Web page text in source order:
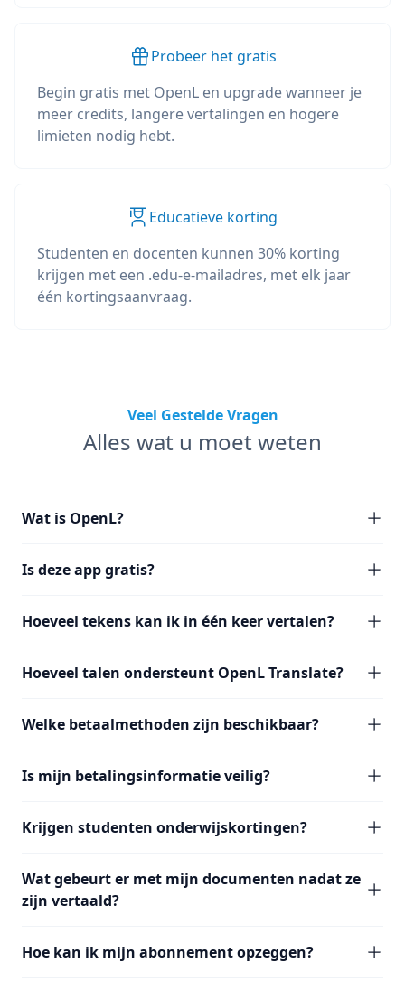
Probeer het gratis
Begin gratis met OpenL en upgrade wanneer je
meer credits, langere vertalingen en hogere
limieten nodig hebt.
Educatieve korting
Studenten en docenten kunnen 30% korting
krijgen met een .edu-e-mailadres, met elk jaar
één kortingsaanvraag.
Veel Gestelde Vragen
Alles wat u moet weten
Wat is OpenL?
Is deze app gratis?
Hoeveel tekens kan ik in één keer vertalen?
Hoeveel talen ondersteunt OpenL Translate?
Welke betaalmethoden zijn beschikbaar?
Is mijn betalingsinformatie veilig?
Krijgen studenten onderwijskortingen?
Wat gebeurt er met mijn documenten nadat ze
zijn vertaald?
Hoe kan ik mijn abonnement opzeggen?